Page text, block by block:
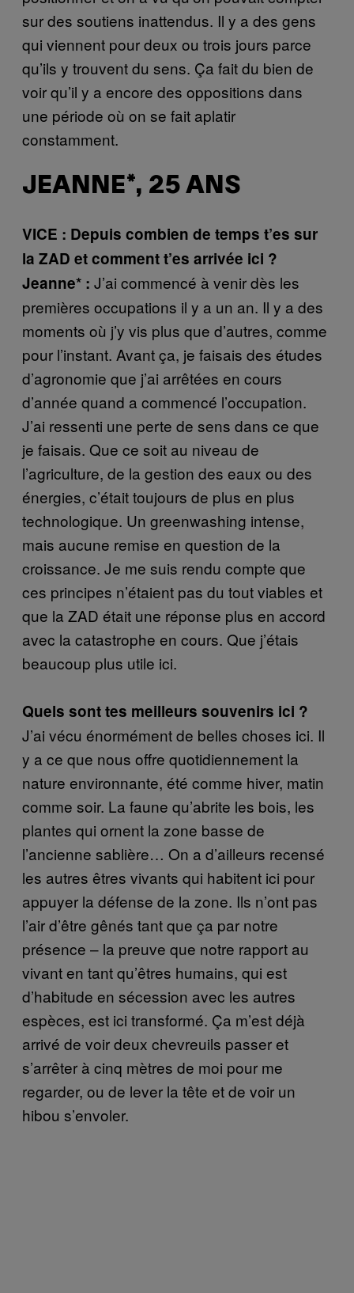
sur des soutiens inattendus. Il y a des gens
qui viennent pour deux ou trois jours parce
qu’ils y trouvent du sens. Ça fait du bien de
voir qu’il y a encore des oppositions dans
une période où on se fait aplatir
constamment.
JEANNE*, 25 ANS
VICE : Depuis combien de temps t’es sur
la ZAD et comment t’es arrivée ici ?
Jeanne* : J’ai commencé à venir dès les
premières occupations il y a un an. Il y a des
moments où j’y vis plus que d’autres, comme
pour l’instant. Avant ça, je faisais des études
d’agronomie que j’ai arrêtées en cours
d’année quand a commencé l’occupation.
J’ai ressenti une perte de sens dans ce que
je faisais. Que ce soit au niveau de
l’agriculture, de la gestion des eaux ou des
énergies, c’était toujours de plus en plus
technologique. Un greenwashing intense,
mais aucune remise en question de la
croissance. Je me suis rendu compte que
ces principes n’étaient pas du tout viables et
que la ZAD était une réponse plus en accord
avec la catastrophe en cours. Que j’étais
beaucoup plus utile ici.
Quels sont tes meilleurs souvenirs ici ?
J’ai vécu énormément de belles choses ici. Il
y a ce que nous offre quotidiennement la
nature environnante, été comme hiver, matin
comme soir. La faune qu’abrite les bois, les
plantes qui ornent la zone basse de
l’ancienne sablière… On a d’ailleurs recensé
les autres êtres vivants qui habitent ici pour
appuyer la défense de la zone. Ils n’ont pas
l’air d’être gênés tant que ça par notre
présence – la preuve que notre rapport au
vivant en tant qu’êtres humains, qui est
d’habitude en sécession avec les autres
espèces, est ici transformé. Ça m’est déjà
arrivé de voir deux chevreuils passer et
s’arrêter à cinq mètres de moi pour me
regarder, ou de lever la tête et de voir un
hibou s’envoler.